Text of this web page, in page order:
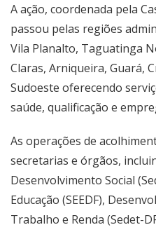
A ação, coordenada pela
passou pelas regiões
Vila Planalto, Taguatinga
Claras, Arniqueira, Guará,
Sudoeste oferecendo
saúde, qualificação e
As operações de
secretarias e órgãos,
Desenvolvimento Social
Educação (SEEDF),
Trabalho e Renda (Sedet-